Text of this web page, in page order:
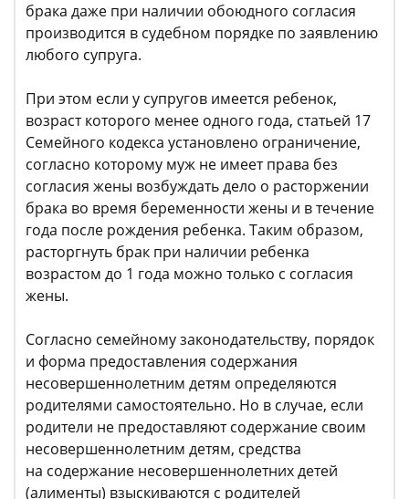
брака даже при наличии обоюдного согласия
производится в судебном порядке по заявлению
любого супруга.
При этом если у супругов имеется ребенок,
возраст которого менее одного года, статьей 17
Семейного кодекса установлено ограничение,
согласно которому муж не имеет права без
согласия жены возбуждать дело о расторжении
брака во время беременности жены и в течение
года после рождения ребенка. Таким образом,
расторгнуть брак при наличии ребенка
возрастом до 1 года можно только с согласия
жены.
Согласно семейному законодательству, порядок
и форма предоставления содержания
несовершеннолетним детям определяются
родителями самостоятельно. Но в случае, если
родители не предоставляют содержание своим
несовершеннолетним детям, средства
на содержание несовершеннолетних детей
(алименты) взыскиваются с родителей